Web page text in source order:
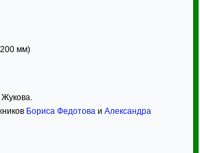
мм)
Бориса Федотоваи Александра